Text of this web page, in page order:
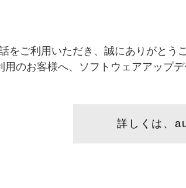
をご利用いただき、誠にありがとう
用のお客様へ、ソフトウェアアップ
詳しくは、